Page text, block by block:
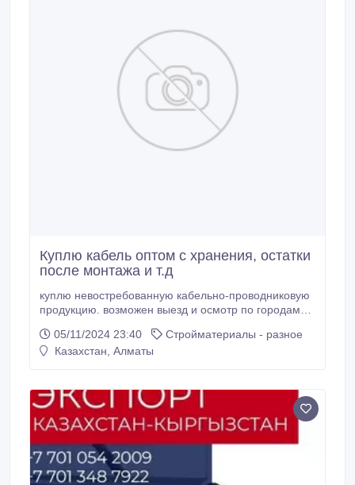
Куплю кабель оптом с хранения, остатки
после монтажа и т.д
куплю невостребованную кабельно-проводниковую
продукцию. возможен выезд и осмотр по городам
устройством. самовывоз. расчет сразу. (Viber,
WhatsApp).
05/11/2024 23:40
Стройматериалы - разное
Казахстан, Алматы